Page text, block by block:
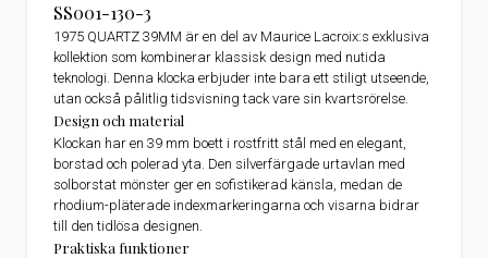
SS001-130-3
1975 QUARTZ 39MM är en del av Maurice Lacroix:s exklusiva
kollektion som kombinerar klassisk design med nutida
teknologi. Denna klocka erbjuder inte bara ett stiligt utseende,
utan också pålitlig tidsvisning tack vare sin kvartsrörelse.
Design och material
Klockan har en 39 mm boett i rostfritt stål med en elegant,
borstad och polerad yta. Den silverfärgade urtavlan med
solborstat mönster ger en sofistikerad känsla, medan de
rhodium-pläterade indexmarkeringarna och visarna bidrar
till den tidlösa designen.
Praktiska funktioner